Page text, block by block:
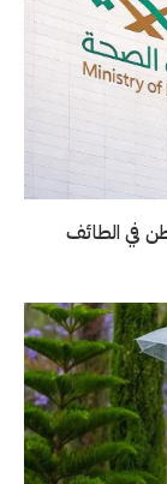
في الطائف